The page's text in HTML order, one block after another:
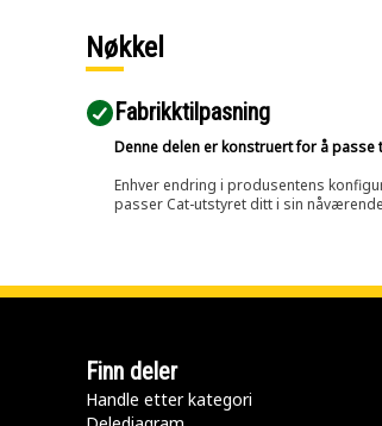
Nøkkel
Fabrikktilpasning
Denne delen er konstruert for å
Enhver endring i produsentens
passer Cat-utstyret ditt i sin
Finn deler
Handle etter kategori